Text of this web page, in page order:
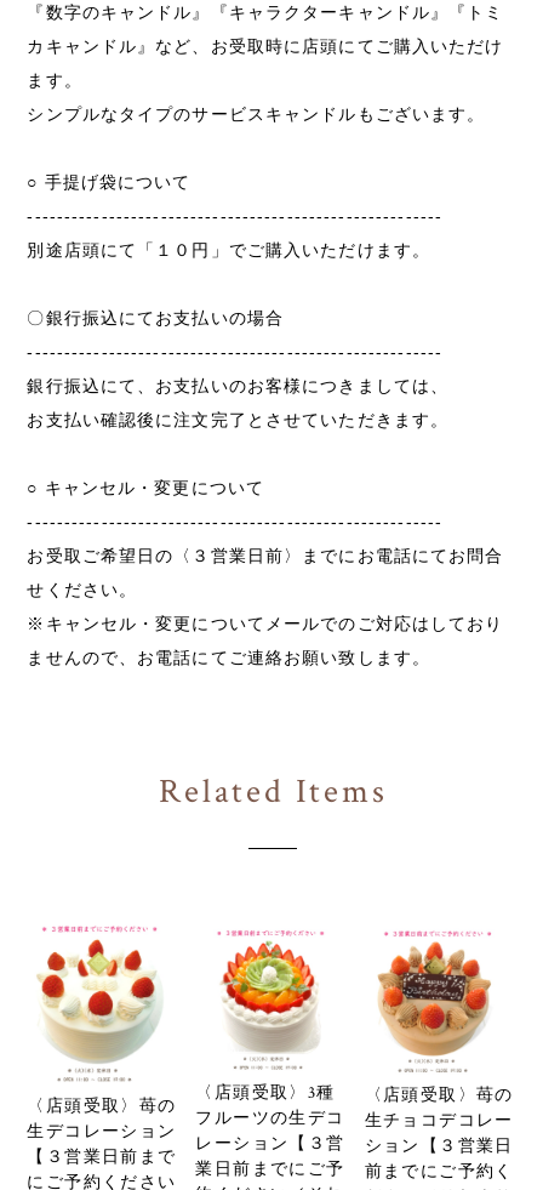
『数字のキャンドル』『キャラクターキャンドル』『トミ
カキャンドル』など、お受取時に店頭にてご購入いただけ
ます。
シンプルなタイプのサービスキャンドルもございます。
○ 手提げ袋について
--------------------------------------------------------
別途店頭にて「１０円」でご購入いただけます。
〇銀行振込にてお支払いの場合
--------------------------------------------------------
銀行振込にて、お支払いのお客様につきましては、
お支払い確認後に注文完了とさせていただきます。
○ キャンセル・変更について
--------------------------------------------------------
お受取ご希望日の〈３営業日前〉までにお電話にてお問合
せください。
※キャンセル・変更についてメールでのご対応はしており
ませんので、お電話にてご連絡お願い致します。
Related Items
〈店頭受取〉苺の
生デコレーション
【３営業日前まで
にご予約ください
〈店頭受取〉3種
フルーツの生デコ
レーション【３営
業日前までにご予
〈店頭受取〉苺の
生チョコデコレー
ション【３営業日
前までにご予約く